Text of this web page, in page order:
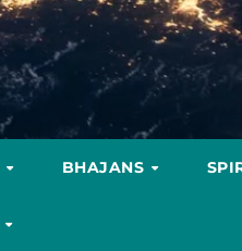
BHAJANS